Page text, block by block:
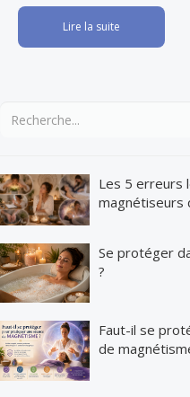
Lire la suite
Les 5 erreurs
magnétiseurs
Se protéger
?
Faut-il se
de